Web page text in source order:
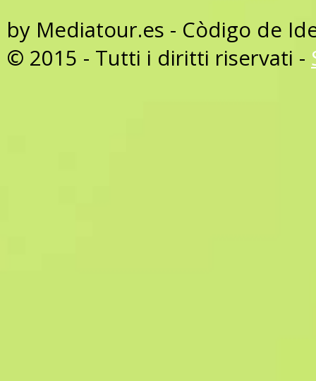
by Mediatour.es - Còdigo de
© 2015 - Tutti i diritti riservati -